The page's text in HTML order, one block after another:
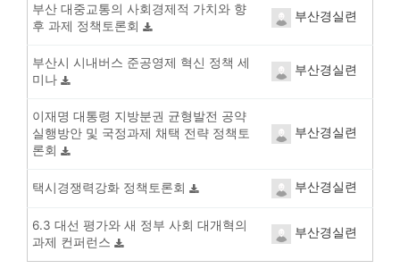
부산 대중교통의 사회경제적 가치와 향
후 과제 정책토론회
부산경실련
부산시 시내버스 준공영제 혁신 정책 세
미나
부산경실련
이재명 대통령 지방분권 균형발전 공약
실행방안 및 국정과제 채택 전략 정책토
론회
부산경실련
택시경쟁력강화 정책토론회 부산경실련
6.3 대선 평가와 새 정부 사회 대개혁의
과제 컨퍼런스
부산경실련